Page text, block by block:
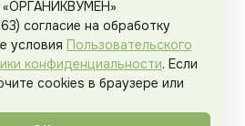
соглашение
. Все права защищены.
согласие на обработку
условия Пользовательского
конфиденциальности. Если
cookies в браузере или